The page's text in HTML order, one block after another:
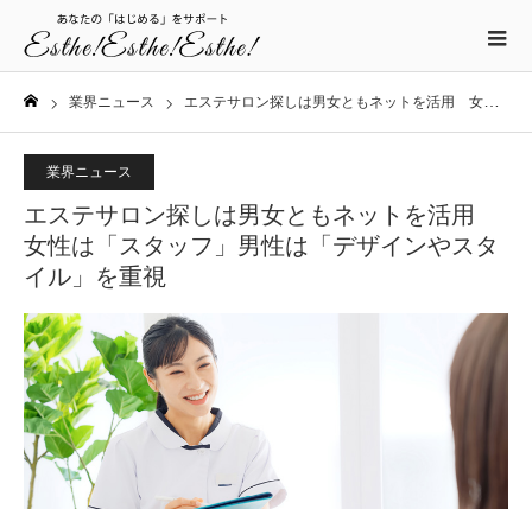
業界ニュース エステサロン探しは男女ともネットを活用 女性は「スタッフ」男性は「デザインやスタイル」を重視
業界ニュース
エステサロン探しは男女ともネットを活用
女性は「スタッフ」男性は「デザインやスタ
イル」を重視